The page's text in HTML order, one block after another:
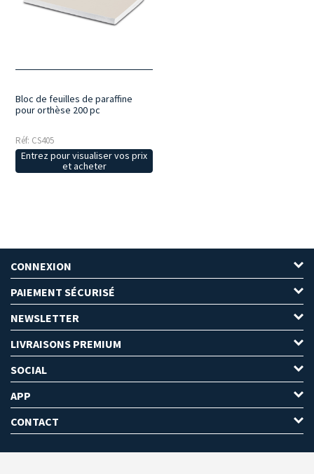
Bloc de feuilles de paraffine
pour orthèse 200 pc
Réf: CS405
Entrez pour visualiser vos prix
et acheter
CONNEXION
PAIEMENT SÉCURISÉ
NEWSLETTER
LIVRAISONS PREMIUM
SOCIAL
APP
CONTACT